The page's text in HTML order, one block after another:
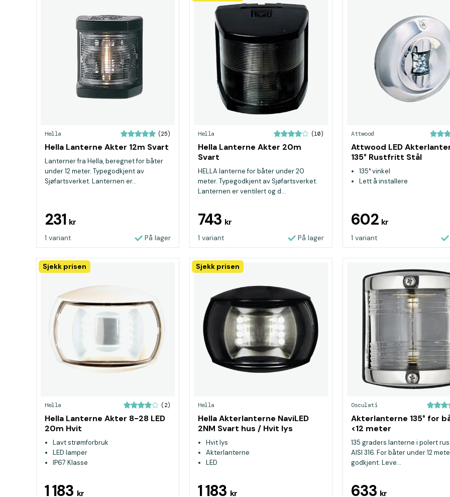
Hella (25)
Hella Lanterne Akter 12m Svart
Lanterner fra Hella, beregnet for båter
under 12 meter. Typegodkjent av
Sjøfartsverket. Lanternen er...
231 kr
1 variant På lager
Hella (10)
Hella Lanterne Akter 20m
Svart
HELLA lanterne for båter under 20
meter. Typegodkjent av Sjøfartsverket.
Lanternen er ventilert og d...
743 kr
1 variant På lager
Attwood
Attwood LED
135° Rustfritt Stål
135° vinkel
Lett å installere
602 kr
1 variant
Sjekk prisen
Hella (2)
Hella Lanterne Akter 8-28 LED
20m Hvit
Lavt strømforbruk
LED lamper
IP67 Klasse
1 183 kr
Sjekk prisen
Hella
Hella Akterlanterne NaviLED
2NM Svart hus / Hvit lys
Hvit lys
Akterlanterne
LED
1 183 kr
Osculati
Akterlanterne 135° for
<12 meter
135 graders lanterne i polert
AISI 316. For båter under 12
godkjent. Leve...
633 kr